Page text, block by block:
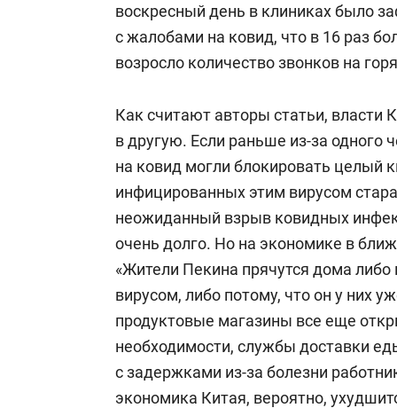
воскресный день в клиниках было
с жалобами на ковид, что в 16 раз
возросло количество звонков на
Как считают авторы статьи, власти
в другую. Если раньше из-за одного
на ковид могли блокировать целый
инфицированных этим вирусом
неожиданный взрыв ковидных
очень долго. Но на экономике в
«Жители Пекина прячутся дома либо
вирусом, либо потому, что он у них
продуктовые магазины все еще
необходимости, службы доставки
с задержками из-за болезни
экономика Китая, вероятно,